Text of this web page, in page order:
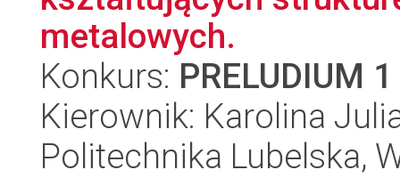
metalowych.
Konkurs: PRELUDIUM 1
Kierownik: Karolina
Politechnika Lubelska,